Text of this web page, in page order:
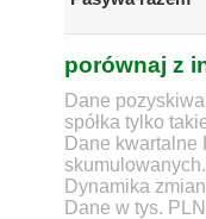
porównaj z
Dane
spółka tylko
Dane
skumulowanych.
Dynamika
Dane w tys. PLN